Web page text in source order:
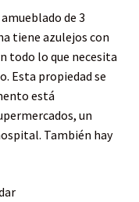
de 3
tiene azulejos con
todo lo que necesita
Esta propiedad se
está
un
También hay